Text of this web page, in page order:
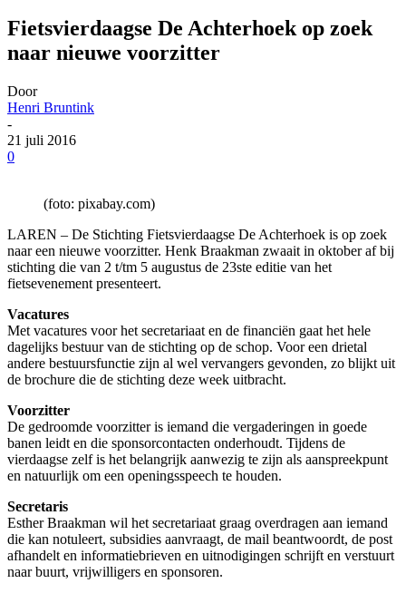
Fietsvierdaagse De Achterhoek op zoek
naar nieuwe voorzitter
Door
Henri Bruntink
-
21 juli 2016
0
(foto: pixabay.com)
LAREN – De Stichting Fietsvierdaagse De Achterhoek is op zoek
naar een nieuwe voorzitter. Henk Braakman zwaait in oktober af bij
stichting die van 2 t/tm 5 augustus de 23ste editie van het
fietsevenement presenteert.
Vacatures
Met vacatures voor het secretariaat en de financiën gaat het hele
dagelijks bestuur van de stichting op de schop. Voor een drietal
andere bestuursfunctie zijn al wel vervangers gevonden, zo blijkt uit
de brochure die de stichting deze week uitbracht.
Voorzitter
De gedroomde voorzitter is iemand die vergaderingen in goede
banen leidt en die sponsorcontacten onderhoudt. Tijdens de
vierdaagse zelf is het belangrijk aanwezig te zijn als aanspreekpunt
en natuurlijk om een openingsspeech te houden.
Secretaris
Esther Braakman wil het secretariaat graag overdragen aan iemand
die kan notuleert, subsidies aanvraagt, de mail beantwoordt, de post
afhandelt en informatiebrieven en uitnodigingen schrijft en verstuurt
naar buurt, vrijwilligers en sponsoren.